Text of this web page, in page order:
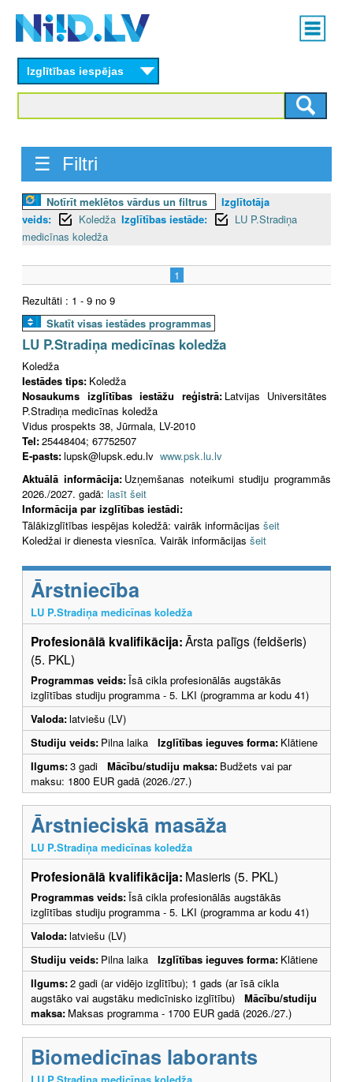
content
Main
menu
Izglītības iespējas
☰ Filtri
Notīrīt meklētos vārdus un filtrus
Izglītotāja
veids:
Koledža Izglītības iestāde:
LU P.Stradiņa
medicīnas koledža
1
Rezultāti : 1 - 9 no 9
Skatīt visas iestādes programmas
LU P.Stradiņa medicīnas koledža
Koledža
Iestādes tips: Koledža
Nosaukums izglītības iestāžu reģistrā: Latvijas Universitātes
P.Stradiņa medicīnas koledža
Vidus prospekts 38, Jūrmala, LV-2010
Tel:25448404; 67752507
E-pasts:lupsk@lupsk.edu.lv www.psk.lu.lv
Aktuālā informācija: Uzņemšanas noteikumi studiju programmās
2026./2027. gadā: lasīt šeit
Informācija par izglītības iestādi:
Tālākizglītības iespējas koledžā: vairāk informācijas šeit
Koledžai ir dienesta viesnīca. Vairāk informācijas šeit
Ārstniecība
LU P.Stradiņa medicīnas koledža
Profesionālā kvalifikācija:Ārsta palīgs (feldšeris)
(5. PKL)
Programmas veids:Īsā cikla profesionālās augstākās
izglītības studiju programma - 5. LKI (programma ar kodu 41)
Valoda:latviešu (LV)
Studiju veids: Pilna laika Izglītības ieguves forma: Klātiene
Ilgums:3 gadi Mācību/studiju maksa: Budžets vai par
maksu: 1800 EUR gadā (2026./27.)
Ārstnieciskā masāža
LU P.Stradiņa medicīnas koledža
Profesionālā kvalifikācija: Masieris (5. PKL)
Programmas veids:Īsā cikla profesionālās augstākās
izglītības studiju programma - 5. LKI (programma ar kodu 41)
Valoda:latviešu (LV)
Studiju veids: Pilna laika Izglītības ieguves forma: Klātiene
Ilgums:2 gadi (ar vidējo izglītību); 1 gads (ar īsā cikla
augstāko vai augstāku medicīnisko izglītību) Mācību/studiju
maksa: Maksas programma - 1700 EUR gadā (2026./27.)
Biomedicīnas laborants